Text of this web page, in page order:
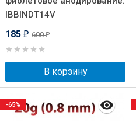
IBBINDT14V
185 ₽ 600₽
В корзину
-65%